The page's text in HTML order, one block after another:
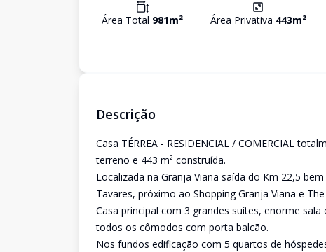
Área Total 981m² Área Privativa 443m²
Descrição
Casa TÉRREA - RESIDENCIAL / COMERCIAL
terreno e 443 m² construída.
Localizada na Granja Viana saída do Km 22,5
Tavares, próximo ao Shopping Granja Viana e
Casa principal com 3 grandes suítes, enorme
todos os cômodos com porta balcão.
Nos fundos edificação com 5 quartos de